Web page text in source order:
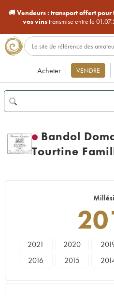
🚚Vendeurs : transport offert pour
vos vinstransmise entre le
Acheter VENDRE
Bandol
Tourtine
2021 2020
2016
2015